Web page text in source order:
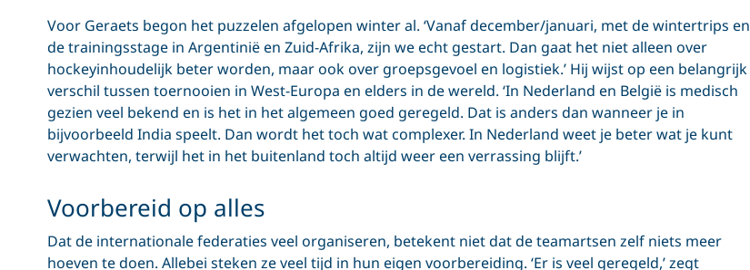
Voor Geraets begon het puzzelen afgelopen winter al. ‘Vanaf december/januari, met de wintertrips en
de trainingsstage in Argentinië en Zuid-Afrika, zijn we echt gestart. Dan gaat het niet alleen over
hockeyinhoudelijk beter worden, maar ook over groepsgevoel en logistiek.’ Hij wijst op een belangrijk
verschil tussen toernooien in West-Europa en elders in de wereld. ‘In Nederland en België is medisch
gezien veel bekend en is het in het algemeen goed geregeld. Dat is anders dan wanneer je in
bijvoorbeeld India speelt. Dan wordt het toch wat complexer. In Nederland weet je beter wat je kunt
verwachten, terwijl het in het buitenland toch altijd weer een verrassing blijft.’
Voorbereid op alles
Dat de internationale federaties veel organiseren, betekent niet dat de teamartsen zelf niets meer
hoeven te doen. Allebei steken ze veel tijd in hun eigen voorbereiding. ‘Er is veel geregeld,’ zegt